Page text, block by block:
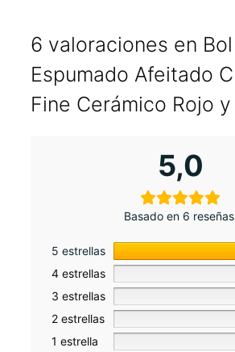
6 valoraciones en
Espumado Afeitado
Fine Cerámico Rojo
5,0
Basado en 6
5 estrellas
4 estrellas
3 estrellas
2 estrellas
1 estrella